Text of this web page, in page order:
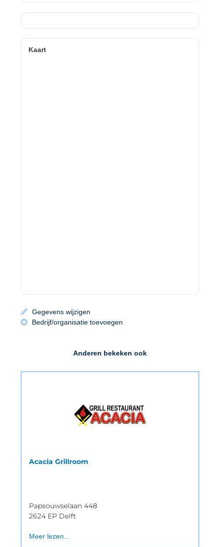
Kaart
Gegevens wijzigen
Bedrijf/organisatie toevoegen
Anderen bekeken ook
Acacia Grillroom
Papsouwselaan 448
2624 EP Delft
Meer lezen...